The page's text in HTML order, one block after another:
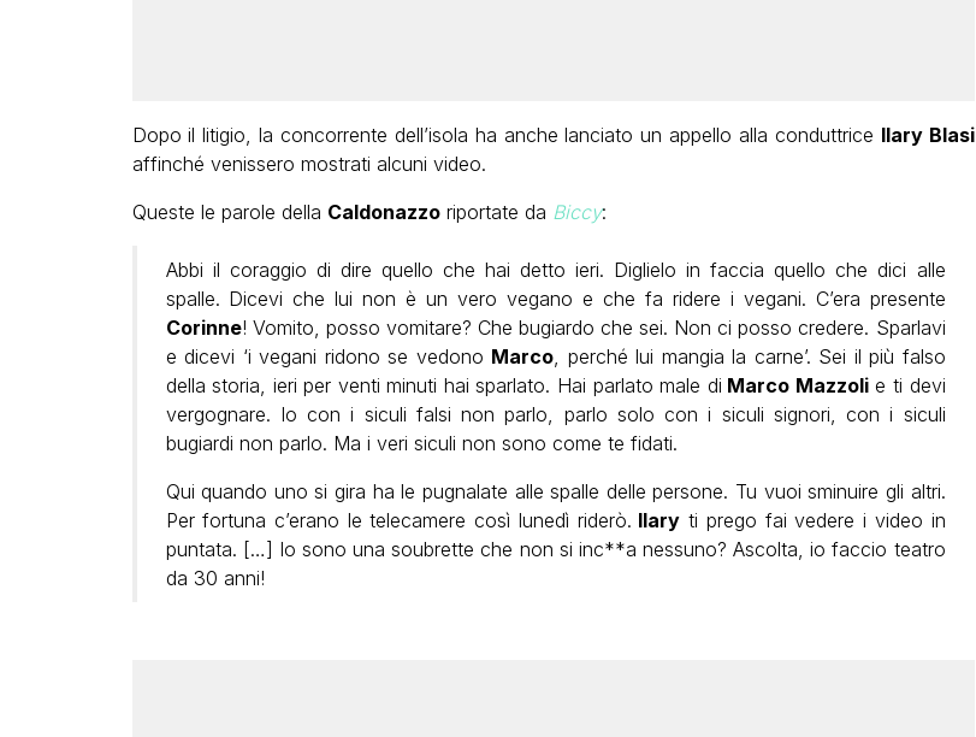
Dopo il litigio, la concorrente dell’isola ha anche lanciato un appello alla conduttrice Ilary Blasi
affinché venissero mostrati alcuni video.
Queste le parole della Caldonazzoriportate da Biccy:
Abbi il coraggio di dire quello che hai detto ieri. Diglielo in faccia quello che dici alle
spalle. Dicevi che lui non è un vero vegano e che fa ridere i vegani. C’era presente
Corinne! Vomito, posso vomitare? Che bugiardo che sei. Non ci posso credere. Sparlavi
e dicevi ‘i vegani ridono se vedono Marco, perché lui mangia la carne’. Sei il più falso
della storia, ieri per venti minuti hai sparlato. Hai parlato male di Marco Mazzolie ti devi
vergognare. Io con i siculi falsi non parlo, parlo solo con i siculi signori, con i siculi
bugiardi non parlo. Ma i veri siculi non sono come te fidati.
Qui quando uno si gira ha le pugnalate alle spalle delle persone. Tu vuoi sminuire gli altri.
Per fortuna c’erano le telecamere così lunedì riderò. Ilary ti prego fai vedere i video in
puntata. […] Io sono una soubrette che non si inc**a nessuno? Ascolta, io faccio teatro
da 30 anni!